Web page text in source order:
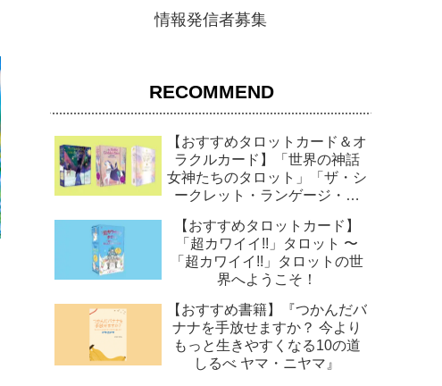
情報発信者募集
RECOMMEND
【おすすめタロットカード＆オ
ラクルカード】「世界の神話
女神たちのタロット」「ザ・シ
ークレット・ランゲージ・オ
ディックタロット」
【おすすめタロットカード】
「超カワイイ!!」タロット 〜
「超カワイイ!!」タロットの世
界へようこそ！
【おすすめ書籍】『つかんだバ
ナナを手放せますか？ 今より
もっと生きやすくなる10の道
しるべ ヤマ・ニヤマ』